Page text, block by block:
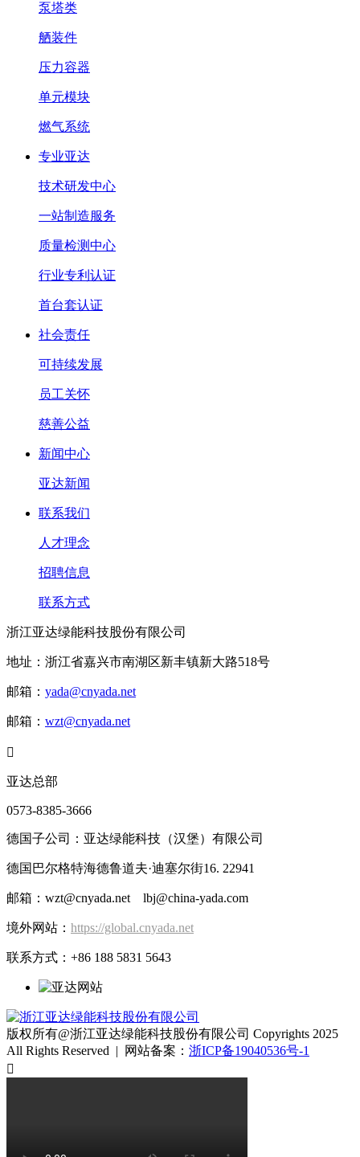
泵塔类
舾装件
压力容器
单元模块
燃气系统
专业亚达
技术研发中心
一站制造服务
质量检测中心
行业专利认证
首台套认证
社会责任
可持续发展
员工关怀
慈善公益
新闻中心
亚达新闻
联系我们
人才理念
招聘信息
联系方式
浙江亚达绿能科技股份有限公司
地址：浙江省嘉兴市南湖区新丰镇新大路518号
邮箱： yada@cnyada.net
邮箱： wzt@cnyada.net

亚达总部
0573-8385-3666
德国子公司：亚达绿能科技（汉堡）有限公司
德国巴尔格特海德鲁道夫·迪塞尔街16. 22941
邮箱：wzt@cnyada.net lbj@china-yada.com
境外网站： https://global.cnyada.net
联系方式：+86 188 5831 5643
版权所有@浙江亚达绿能科技股份有限公司 Copyrights 2025
All Rights Reserved | 网站备案： 浙ICP备19040536号-1
